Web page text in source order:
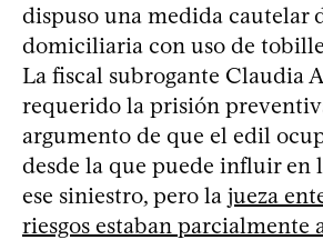
dispuso una medida cautelar
domiciliaria con uso de
La fiscal subrogante Claudia
requerido la prisión
argumento de que el edil
desde la que puede influir en
ese siniestro, pero la jueza
riesgos estaban parcialmente